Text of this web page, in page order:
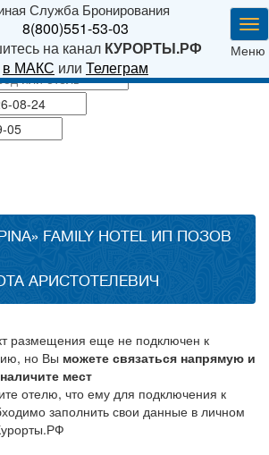
Служба Бронирования
8(800)551-53-03
на канал КУРОРТЫ.РФ
в МАКС или Телеграм
Меню
FAMILY HOTEL ИП ПОЗОВ
АРИСТОТЕЛЕВИЧ
размещения еще не подключен к
но Вы можете связаться напрямую и
мест
отелю, что ему для подключения к
заполнить свои данные в личном